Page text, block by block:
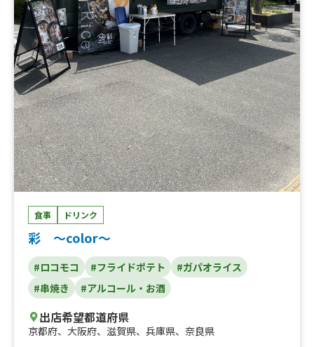
食事 ドリンク
彩 ～color～
#ロコモコ #フライドポテト
#ガパオライス
#串焼き
#アルコール・お酒
出店希望都道府県
京都府、 大阪府、 滋賀県、 兵庫県、 奈良県